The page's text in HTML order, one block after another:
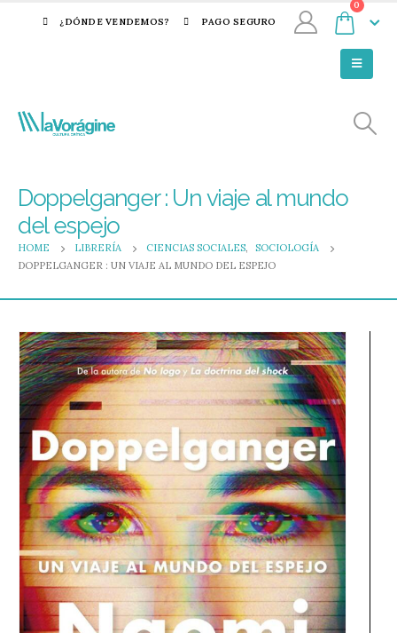
¿DÓNDE VENDEMOS? PAGO SEGURO
0
Doppelganger : Un viaje al mundo
del espejo
HOME LIBRERÍA CIENCIAS SOCIALES,
SOCIOLOGÍA
DOPPELGANGER : UN VIAJE AL MUNDO DEL ESPEJO